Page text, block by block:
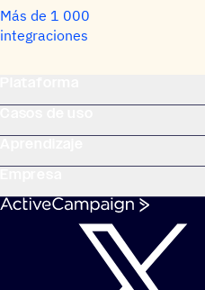
Más de 1 000
integraciones